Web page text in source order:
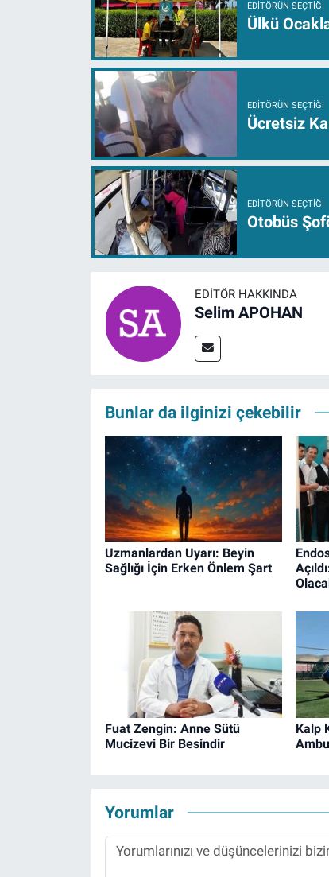
EDITÖRÜN SEÇTIĞI
Ülkü
EDITÖRÜN SEÇTIĞI
Ücretsiz
EDITÖRÜN SEÇTIĞI
Otobüs
EDITÖR HAKKINDA
Selim APOHAN
Bunlar da ilginizi çekebilir
Uzmanlardan Uyarı: Beyin
Sağlığı İçin Erken Önlem Şart
Fuat Zengin: Anne Sütü
Mucizevi Bir Besindir
Kalp
Yorumlar